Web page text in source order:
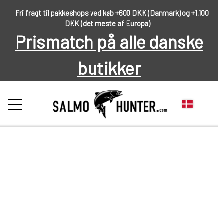
Fri fragt til pakkeshops ved køb +600 DKK (Danmark) og +1.100
DKK (det meste af Europa)
Prismatch på alle danske
butikker